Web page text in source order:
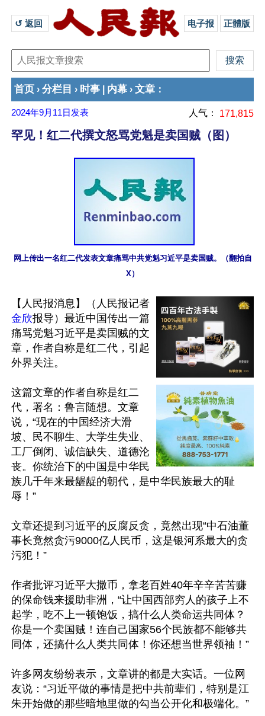
↺ 返回 电子报 正體版
首页 › 分栏目 › 时事 内幕 › 文章 ：
2024年9月11日 发表 人气： 171,815
罕见！红二代撰文怒骂党魁是卖国贼（图）
网上传出一名红二代发表文章痛骂中共党魁习近平是卖国贼。（翻拍自
X）
【人民报消息】（人民报记者
金欣报导）最近中国传出一篇
痛骂党魁习近平是卖国贼的文
章，作者自称是红二代，引起
外界关注。
这篇文章的作者自称是红二
代，署名：鲁言随想。文章
说，“现在的中国经济大滑
坡、民不聊生、大学生失业、
工厂倒闭、诚信缺失、道德沦
丧。你统治下的中国是中华民
族几千年来最龌龊的朝代，是中华民族最大的耻
辱！”
文章还提到习近平的反腐反贪，竟然出现“中石油董
事长竟然贪污9000亿人民币，这是银河系最大的贪
污犯！”
作者批评习近平大撒币，拿老百姓40年辛辛苦苦赚
的保命钱来援助非洲，“让中国西部穷人的孩子上不
起学，吃不上一顿饱饭，搞什么人类命运共同体？
你是一个卖国贼！连自己国家56个民族都不能够共
同体，还搞什么人类共同体！你还想当世界领袖！”
许多网友纷纷表示，文章讲的都是大实话。一位网
友说：“习近平做的事情是把中共前辈们，特别是江
朱开始做的那些暗地里做的勾当公开化和极端化。”